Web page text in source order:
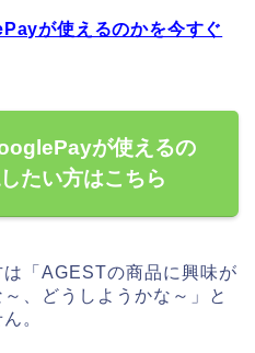
が使えるのかを今すぐ
が使えるの
たい方はこちら
「AGESTの商品に興味が
、どうしようかな～」と
。